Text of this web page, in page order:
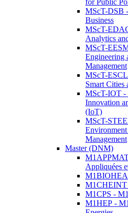
for Public
MScT-DSB
Business
MScT-
Analytics
MScT-
Engineering
Management
MScT-
Smart Cities
MScT-IOT -
Innovation
(IoT)
MScT-
Management
Master (DNM)
Appliquées
M1BIOHEA
M1CHEINT
M1CPS -
M1HEP -